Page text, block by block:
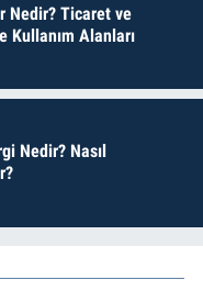
Nedir? Ticaret ve
Kullanım Alanları
Nedir? Nasıl